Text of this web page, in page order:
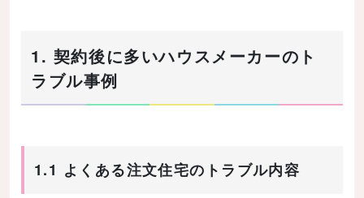
1. 契約後に多いハウスメーカーのト
ラブル事例
1.1 よくある注文住宅のトラブル内容